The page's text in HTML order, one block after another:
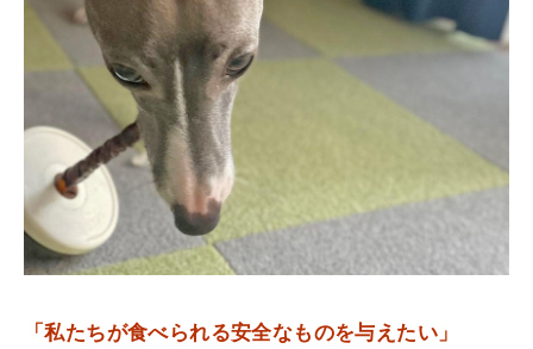
「私たちが食べられる安全なものを与えたい」